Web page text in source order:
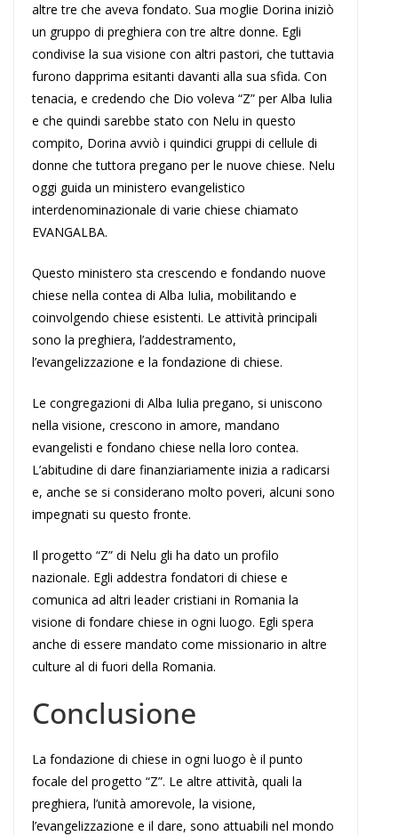
altre tre che aveva fondato. Sua moglie Dorina iniziò
un gruppo di preghiera con tre altre donne. Egli
condivise la sua visione con altri pastori, che tuttavia
furono dapprima esitanti davanti alla sua sfida. Con
tenacia, e credendo che Dio voleva “Z” per Alba Iulia
e che quindi sarebbe stato con Nelu in questo
compito, Dorina avviò i quindici gruppi di cellule di
donne che tuttora pregano per le nuove chiese. Nelu
oggi guida un ministero evangelistico
interdenominazionale di varie chiese chiamato
EVANGALBA.
Questo ministero sta crescendo e fondando nuove
chiese nella contea di Alba Iulia, mobilitando e
coinvolgendo chiese esistenti. Le attività principali
sono la preghiera, l’addestramento,
l’evangelizzazione e la fondazione di chiese.
Le congregazioni di Alba Iulia pregano, si uniscono
nella visione, crescono in amore, mandano
evangelisti e fondano chiese nella loro contea.
L’abitudine di dare finanziariamente inizia a radicarsi
e, anche se si considerano molto poveri, alcuni sono
impegnati su questo fronte.
Il progetto “Z” di Nelu gli ha dato un profilo
nazionale. Egli addestra fondatori di chiese e
comunica ad altri leader cristiani in Romania la
visione di fondare chiese in ogni luogo. Egli spera
anche di essere mandato come missionario in altre
culture al di fuori della Romania.
Conclusione
La fondazione di chiese in ogni luogo è il punto
focale del progetto “Z”. Le altre attività, quali la
preghiera, l’unità amorevole, la visione,
l’evangelizzazione e il dare, sono attuabili nel mondo